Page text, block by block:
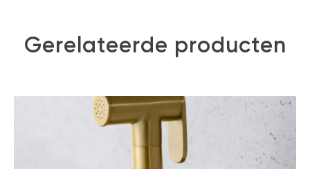
Gerelateerde producten